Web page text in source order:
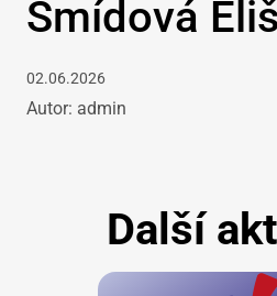
Šmídová
02.06.2026
Autor: admin
Další